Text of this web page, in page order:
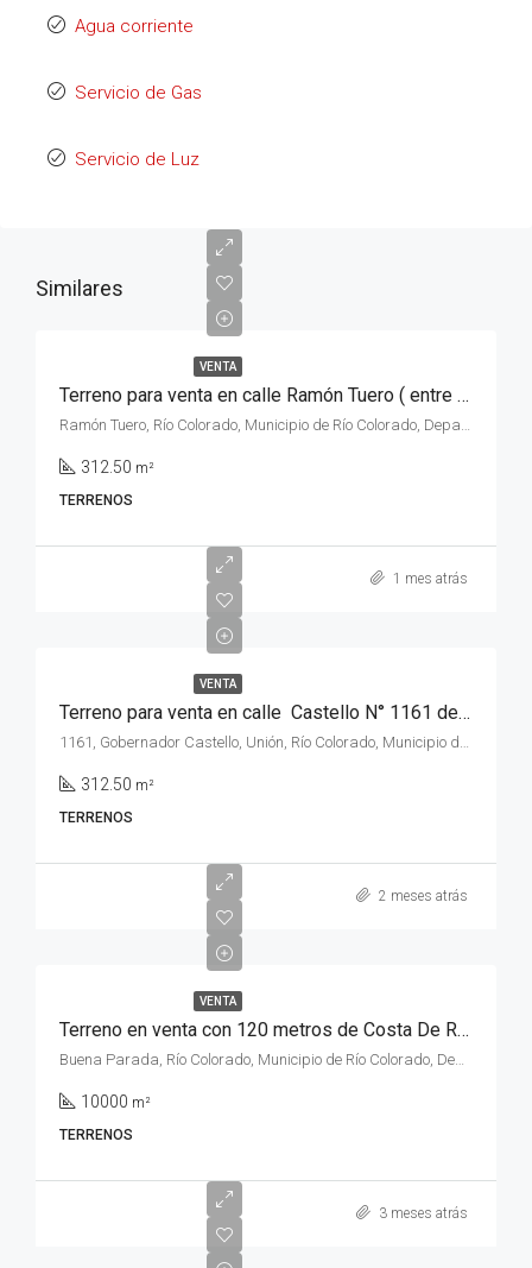
Agua corriente
Servicio de Gas
Servicio de Luz
Similares
VENTA
Terreno para venta en calle Ramón Tuero ( entre calle Castelli y calle Castello ) Sección Quintas , de la ciudad de Rio Colorado, Rio Negro.
Ramón Tuero, Río Colorado, Municipio de Río Colorado, Departamento Pichi Mahuida, Río Negro, 8138, Argentina
312.50 m²
TERRENOS
1 mes atrás
VENTA
Terreno para venta en calle Castello N° 1161 de la ciudad de Rio Colorado, provincia de Rio Negro.
1161, Gobernador Castello, Unión, Río Colorado, Municipio de Río Colorado, Departamento Pichi Mahuida, Río Negro, 8138, Argentina
312.50 m²
TERRENOS
2 meses atrás
VENTA
Terreno en venta con 120 metros de Costa De Rio en calle 18, lindero al Balneario de Buena Parada , de la ciudad de Rio Colorado, provincia de Rio Negro.
Buena Parada, Río Colorado, Municipio de Río Colorado, Departamento Pichi Mahuida, Río Negro, Argentina
10000 m²
TERRENOS
3 meses atrás